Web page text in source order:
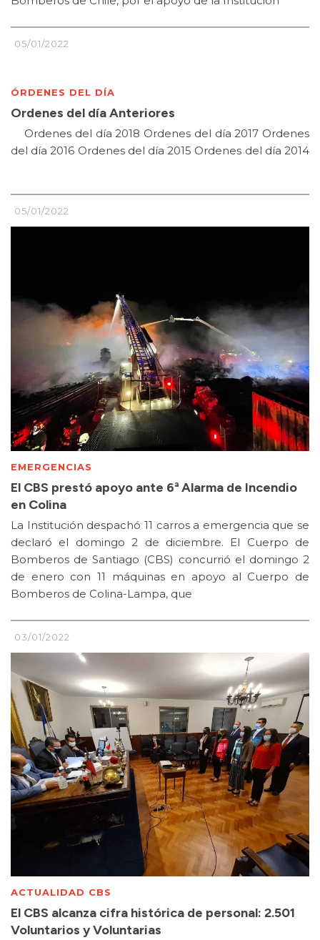
05/01/2022
ÓRDENES DEL DÍA
Ordenes del día Anteriores
Ordenes del día 2018 Ordenes del día 2017 Ordenes
del día 2016 Ordenes del día 2015 Ordenes del día 2014
05/01/2022
EMERGENCIAS
El CBS prestó apoyo ante 6ª Alarma de Incendio
en Colina
La Institución despachó 11 carros a emergencia que se
declaró el domingo 2 de diciembre. El Cuerpo de
Bomberos de Santiago (CBS) concurrió el domingo 2
de enero con 11 máquinas en apoyo al Cuerpo de
Bomberos de Colina-Lampa, que
03/01/2022
ACTUALIDAD CBS
El CBS alcanza cifra histórica de personal: 2.501
Voluntarios y Voluntarias